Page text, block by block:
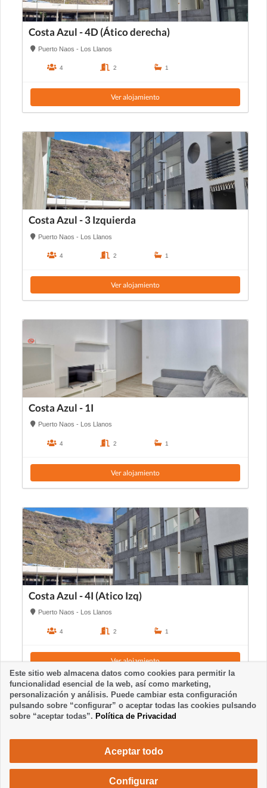
Costa Azul - 4D (Ático derecha)
Puerto Naos - Los Llanos
4 2 1
Ver alojamiento
Costa Azul - 3 Izquierda
Puerto Naos - Los Llanos
4 2 1
Ver alojamiento
Costa Azul - 1I
Puerto Naos - Los Llanos
4 2 1
Ver alojamiento
Costa Azul - 4I (Atico Izq)
Puerto Naos - Los Llanos
4 2 1
Ver alojamiento
Este sitio web almacena datos como cookies para permitir la
funcionalidad esencial de la web, así como marketing,
personalización y análisis. Puede cambiar esta configuración
pulsando sobre “configurar” o aceptar todas las cookies pulsando
sobre “aceptar todas”. Política de Privacidad
Aceptar todo
Configurar